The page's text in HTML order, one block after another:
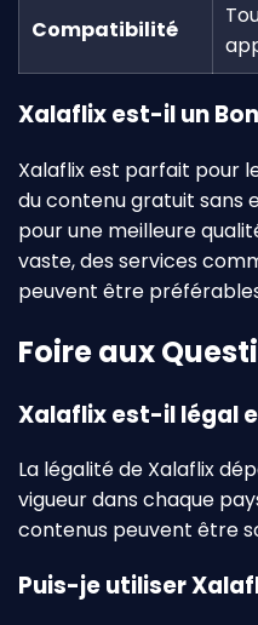
Compatibilité
Xalaflix est-il un
Xalaflix est parfait pour
du contenu gratuit sans
pour une meilleure
vaste, des services
peuvent être
Foire aux
Xalaflix est-il légal
La légalité de Xalaflix
vigueur dans chaque
contenus peuvent être
Puis-je utiliser